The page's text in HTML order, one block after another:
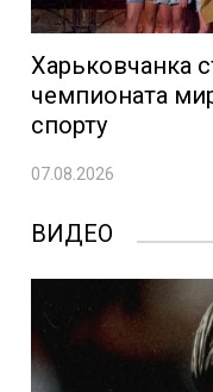
Харьковчанка
чемпионата
спорту
07.08.2026
ВИДЕО